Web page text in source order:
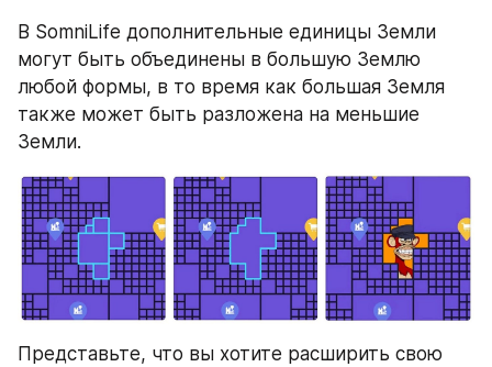
В SomniLife дополнительные единицы Земли
могут быть объединены в большую Землю
любой формы, в то время как большая Земля
также может быть разложена на меньшие
Земли.
Представьте, что вы хотите расширить свою